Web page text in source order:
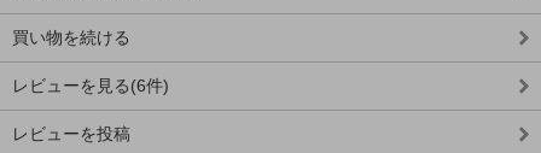
買い物を続ける
レビューを見る(6件)
レビューを投稿